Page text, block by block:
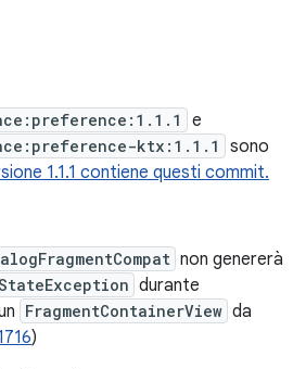
e
ktx:1.1.1
sono
1.1.1 contiene questi commit.
non genererà
durante
FragmentContainerView da
)